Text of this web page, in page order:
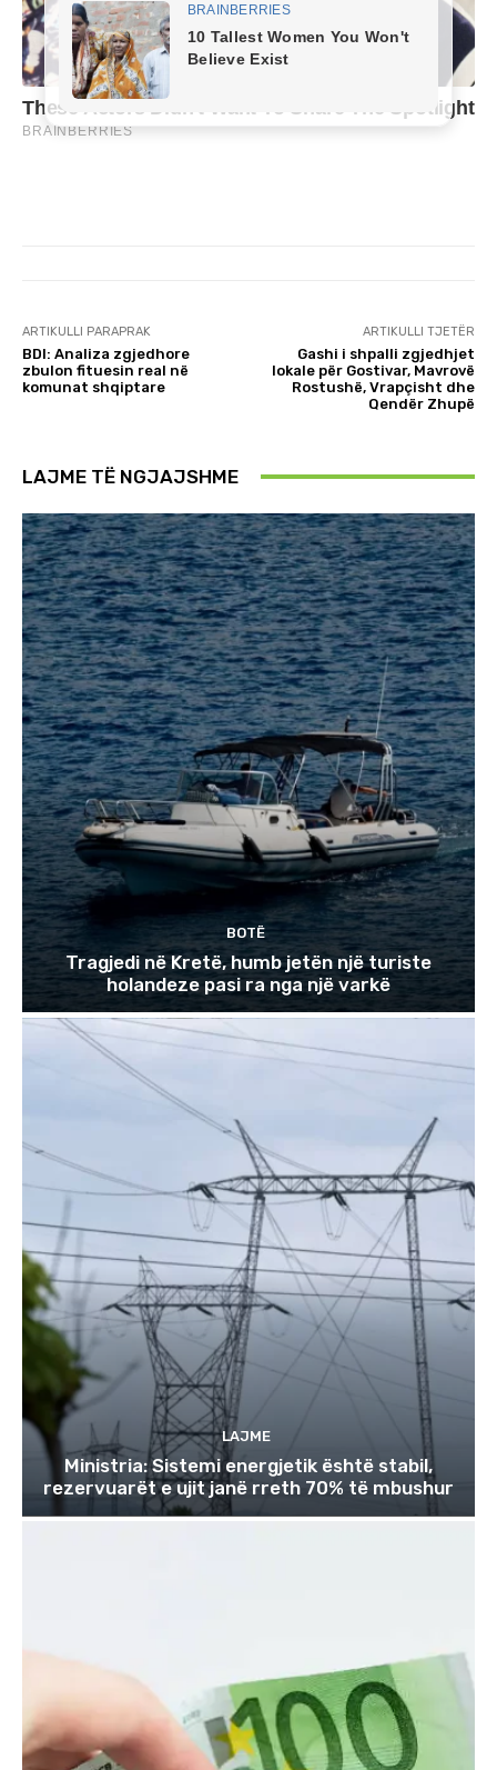
ARTIKULLI PARAPRAK
BDI: Analiza zgjedhore
zbulon fituesin real në
komunat shqiptare
ARTIKULLI TJETËR
Gashi i shpalli zgjedhjet
lokale për Gostivar, Mavrovë
Rostushë, Vrapçisht dhe
Qendër Zhupë
LAJME TË NGJAJSHME
BOTË
Tragjedi në Kretë, humb jetën një turiste
holandeze pasi ra nga një varkë
LAJME
Ministria: Sistemi energjetik është stabil,
rezervuarët e ujit janë rreth 70% të mbushur